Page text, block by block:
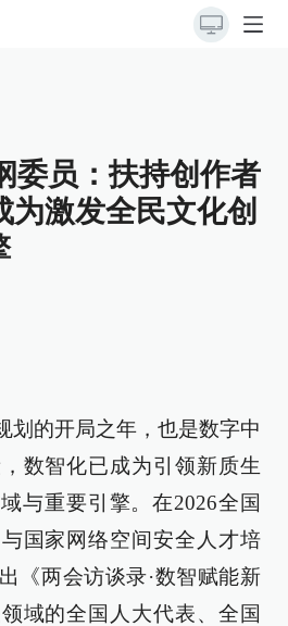
委员：扶持创作者
激发全民文化创
划的开局之年，也是数字中
数智化已成为引领新质生
与重要引擎。在2026全国
国家网络空间安全人才培
《两会访谈录·数智赋能新
域的全国人大代表、全国